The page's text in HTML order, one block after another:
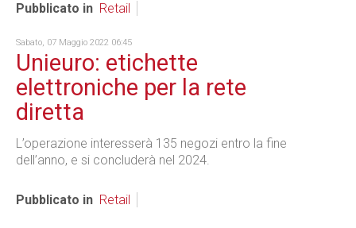
Pubblicato in Retail
Sabato, 07 Maggio 2022 06:45
Unieuro: etichette
elettroniche per la rete
diretta
L’operazione interesserà 135 negozi entro la fine
dell’anno, e si concluderà nel 2024.
Pubblicato in Retail